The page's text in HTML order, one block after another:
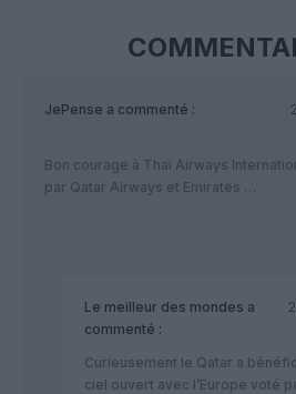
JePense a commenté :
Bon courage à Thai Airways
par Qatar Airways et Emirates …
Le meilleur des mondes a
commenté :
Curieusement le Qatar a
ciel ouvert avec l’Europe voté